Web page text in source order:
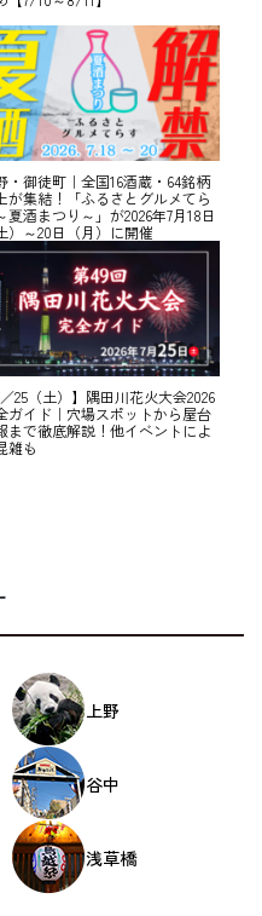
・御徒町｜全国16酒蔵・64銘柄
が集結！「ふるさとグルメてら
夏酒まつり～」が2026年7月18日
）～20日（月）に開催
／25（土）】隅田川花火大会2026
ガイド｜穴場スポットから屋台
まで徹底解説！他イベントによ
雑も
上野
谷中
浅草橋